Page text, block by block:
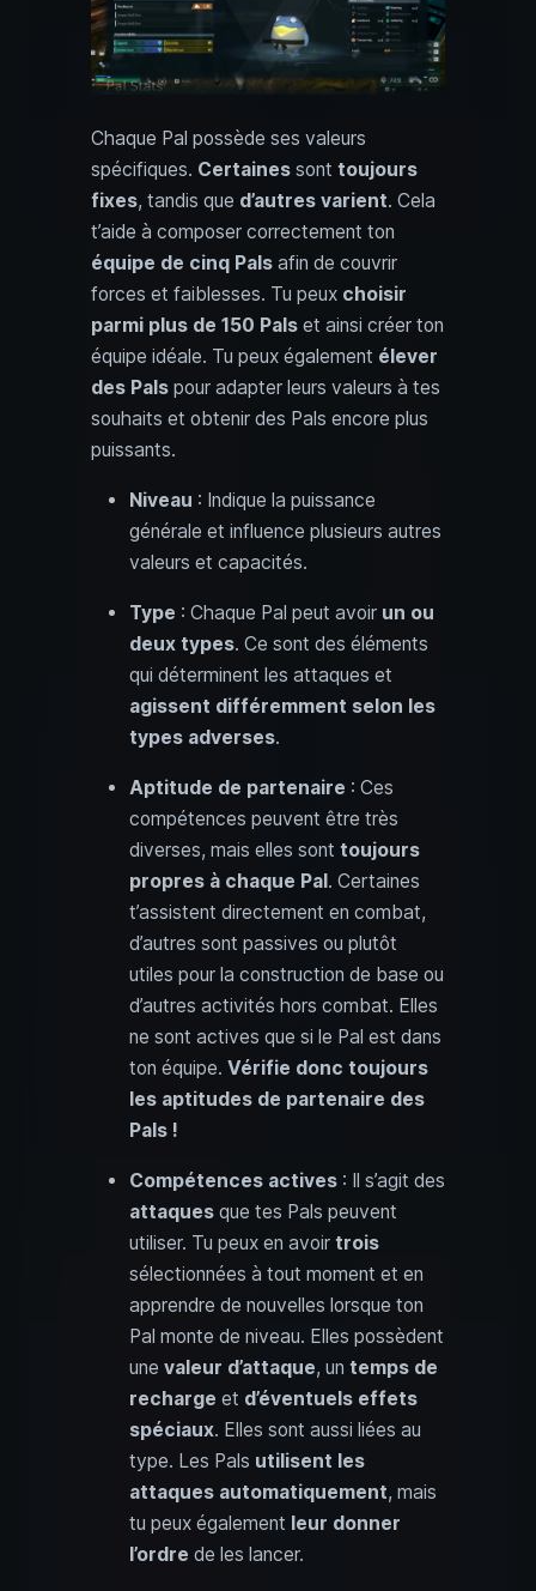
Chaque Pal possède ses valeurs
spécifiques. Certaines sont toujours
fixes, tandis que d’autres varient. Cela
t’aide à composer correctement ton
équipe de cinq Pals afin de couvrir
forces et faiblesses. Tu peux choisir
parmi plus de 150 Pals et ainsi créer ton
équipe idéale. Tu peux également élever
des Pals pour adapter leurs valeurs à tes
souhaits et obtenir des Pals encore plus
puissants.
Niveau : Indique la puissance
générale et influence plusieurs autres
valeurs et capacités.
Type : Chaque Pal peut avoir un ou
deux types. Ce sont des éléments
qui déterminent les attaques et
agissent différemment selon les
types adverses.
Aptitude de partenaire : Ces
compétences peuvent être très
diverses, mais elles sont toujours
propres à chaque Pal. Certaines
t’assistent directement en combat,
d’autres sont passives ou plutôt
utiles pour la construction de base ou
d’autres activités hors combat. Elles
ne sont actives que si le Pal est dans
ton équipe. Vérifie donc toujours
les aptitudes de partenaire des
Pals !
Compétences actives : Il s’agit des
attaques que tes Pals peuvent
utiliser. Tu peux en avoir trois
sélectionnées à tout moment et en
apprendre de nouvelles lorsque ton
Pal monte de niveau. Elles possèdent
une valeur d’attaque, un temps de
recharge et d’éventuels effets
spéciaux. Elles sont aussi liées au
type. Les Pals utilisent les
attaques automatiquement, mais
tu peux également leur donner
l’ordre de les lancer.